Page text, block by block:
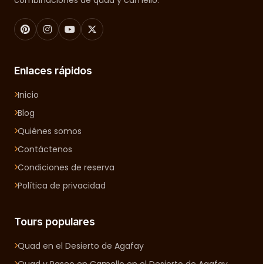
Enlaces rápidos
Inicio
Blog
Quiénes somos
Contáctenos
Condiciones de reserva
Política de privacidad
Tours populares
Quad en el Desierto de Agafay